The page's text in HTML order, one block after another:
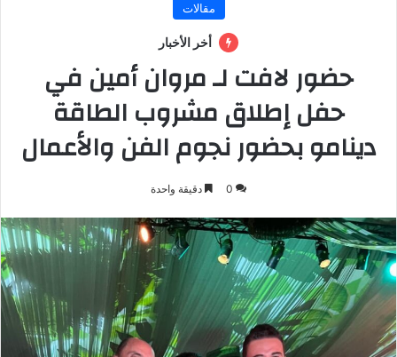
مقالات
أخر الأخبار
حضور لافت لـ مروان أمين في
حفل إطلاق مشروب الطاقة
دينامو بحضور نجوم الفن والأعمال
0 دقيقة واحدة